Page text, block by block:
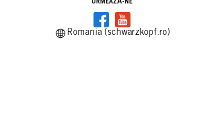
URMEAZĂ-NE
Romania (schwarzkopf.ro)